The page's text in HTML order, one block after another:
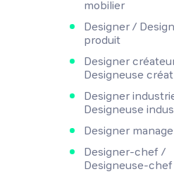
mobilier
Designer /
produit
Designer
Designeuse
Designer
Designeuse
Designer
Designer-chef /
Designeuse-